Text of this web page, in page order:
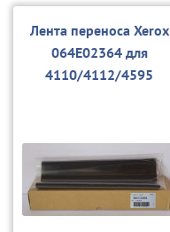
Лента переноса Xerox
064E02364 для
4110/4112/4595